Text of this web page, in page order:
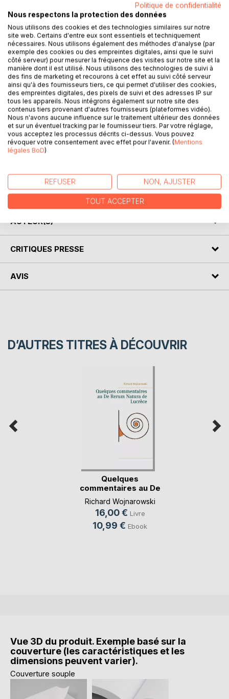
DESCRIPTION
En essayant d'aller au fond de sa pensée, l'auteur y a
trouvé le néant, qui n'est pas le rien.
Il a tenté de présenter son cheminement dans ce petit livre
sur la physique, au carrefour de la science, de la
philosophie, de la théologie et de la mythologie: entreprise
périlleuse, car ce qui paraît le plus clair est aussi le plus
obscur.
soient d'ordre scientifique, philosophique ou religieux (ce
sont d'ailleurs les mêmes). Comprenne qui voudra!
AUTEUR(S)
CRITIQUES PRESSE
AVIS
D’AUTRES TITRES À DÉCOUVRIR
Quelques
commentaires au De
Rerum (...)
Richard Wojnarowski
16,00 € Livre
10,99 € Ebook
Vue 3D du produit. Exemple basé sur la
couverture (les caractéristiques et les
dimensions peuvent varier).
Couverture souple
Politique de confidentialité
Nous respectons la protection des données
Nous utilisons des cookies et des technologies similaires sur notre
site web. Certains d'entre eux sont essentiels et techniquement
nécessaires. Nous utilisons également des méthodes d'analyse (par
exemple des cookies ou des empreintes digitales, ainsi que le suivi
côté serveur) pour mesurer la fréquence des visites sur notre site et la
manière dont il est utilisé. Nous utilisons des technologies de suivi à
des fins de marketing et recourons à cet effet au suivi côté serveur
ainsi qu'à des fournisseurs tiers, ce qui permet d'utiliser des cookies,
des empreintes digitales, des pixels de suivi et des adresses IP sur
tous les appareils. Nous intégrons également sur notre site des
contenus tiers provenant d'autres fournisseurs (plateformes vidéo).
Nous n'avons aucune influence sur le traitement ultérieur des données
et sur un éventuel tracking par le fournisseur tiers. Par votre réglage,
vous acceptez les processus décrits ci-dessus. Vous pouvez
révoquer votre consentement avec effet pour l'avenir. (Mentions
légales BoD)
REFUSER NON, AJUSTER
TOUT ACCEPTER